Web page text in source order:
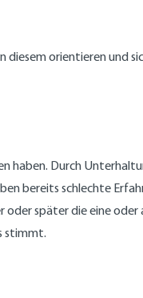
orientieren und
haben. Durch
bereits schlechte
später die eine
stimmt.